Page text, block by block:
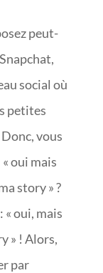
peut-
social où
petites
vous
oui mais
story » ?
oui, mais
» ! Alors,
par